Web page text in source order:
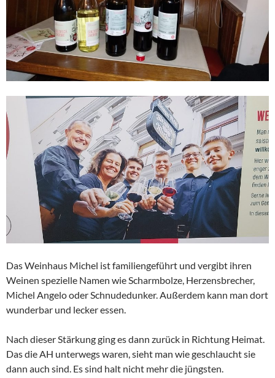
Das Weinhaus Michel ist familiengeführt und vergibt ihren
Weinen spezielle Namen wie Scharmbolze, Herzensbrecher,
Michel Angelo oder Schnudedunker. Außerdem kann man dort
wunderbar und lecker essen.
Nach dieser Stärkung ging es dann zurück in Richtung Heimat.
Das die AH unterwegs waren, sieht man wie geschlaucht sie
dann auch sind. Es sind halt nicht mehr die jüngsten.